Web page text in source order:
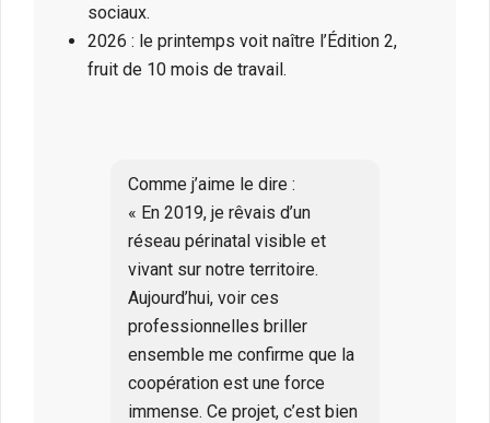
sociaux.
2026 : le printemps voit naître l’Édition 2,
fruit de 10 mois de travail.
Comme j’aime le dire :
« En 2019, je rêvais d’un
réseau périnatal visible et
vivant sur notre territoire.
Aujourd’hui, voir ces
professionnelles briller
ensemble me confirme que la
coopération est une force
immense. Ce projet, c’est bien